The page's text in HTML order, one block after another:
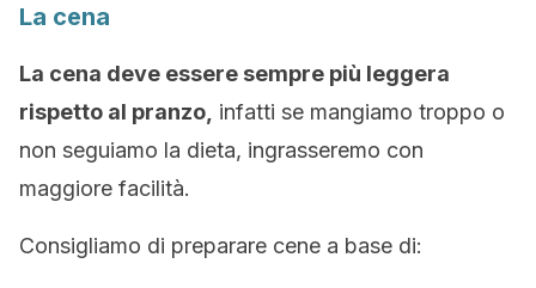
La cena
La cena deve essere sempre più leggera
rispetto al pranzo, infatti se mangiamo troppo o
non seguiamo la dieta, ingrasseremo con
maggiore facilità.
Consigliamo di preparare cene a base di: